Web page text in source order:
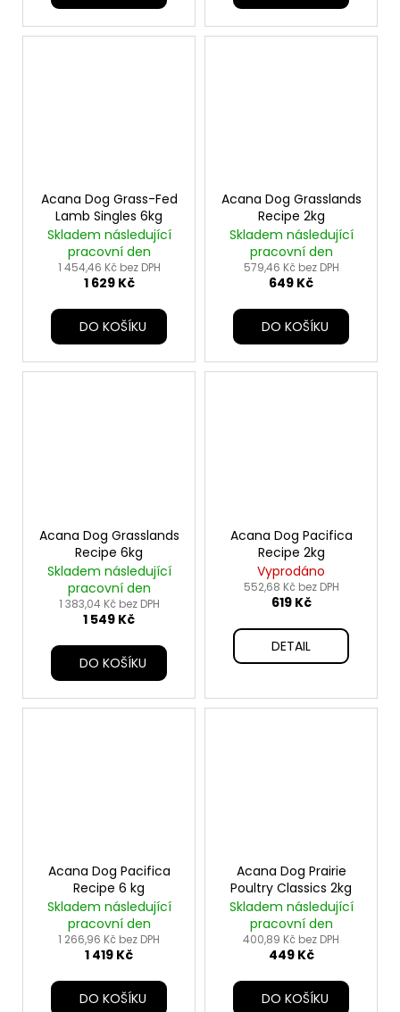
Acana Dog Grass-Fed
Lamb Singles 6kg
Skladem následující
pracovní den
1 454,46 Kč bez DPH
1 629 Kč
DO KOŠÍKU
Acana Dog Grasslands
Recipe 2kg
Skladem následující
pracovní den
579,46 Kč bez DPH
649 Kč
DO KOŠÍKU
Acana Dog Grasslands
Recipe 6kg
Skladem následující
pracovní den
1 383,04 Kč bez DPH
1 549 Kč
DO KOŠÍKU
Acana Dog Pacifica
Recipe 2kg
Vyprodáno
552,68 Kč bez DPH
619 Kč
DETAIL
Acana Dog Pacifica
Recipe 6 kg
Skladem následující
pracovní den
1 266,96 Kč bez DPH
1 419 Kč
DO KOŠÍKU
Acana Dog Prairie
Poultry Classics 2kg
Skladem následující
pracovní den
400,89 Kč bez DPH
449 Kč
DO KOŠÍKU